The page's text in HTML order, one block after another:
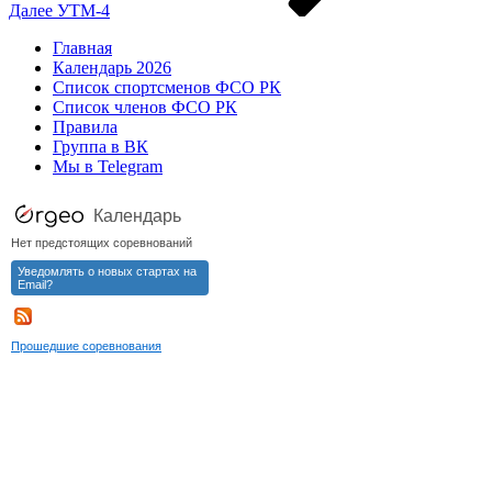
Далее УТМ-4
Главная
Календарь 2026
Список спортсменов ФСО РК
Список членов ФСО РК
Правила
Группа в ВК
Мы в Telegram